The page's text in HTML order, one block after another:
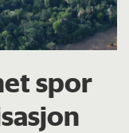
spor